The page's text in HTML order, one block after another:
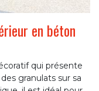
en béton
qui présente
granulats sur sa